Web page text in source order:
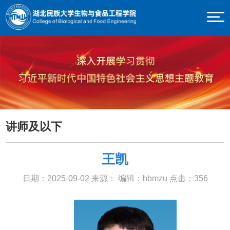
讲师及以下
王凯
日期：2025-09-02 来源： 编辑：hbmzu 点击： 356